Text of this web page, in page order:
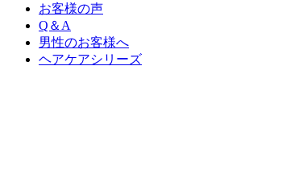
お客様の声
Q＆A
男性のお客様へ
ヘアケアシリーズ